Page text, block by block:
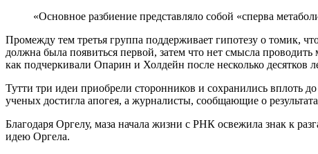
«Основное разбиение представляло собой «сперва
Промежду тем третья группа поддерживает гипотезу о томик,
должна была появиться первой, затем что нет смысла
как подчеркивали Опарин и Холдейн после несколько
Тутти три идеи приобрели сторонников и сохранились вплоть
ученых достигла апогея, а журналисты, сообщающие о
Благодаря Оргелу, маза начала жизни с РНК освежила знак к
идею Оргела.